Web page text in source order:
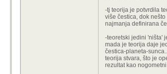
-tj teorija je potvrdila
više čestica, dok
najmanja definirana
-teoretski jedini 'ništa'
mada je teorija daje
čestica-planeta-
teorija stvara, što je
rezultat kao